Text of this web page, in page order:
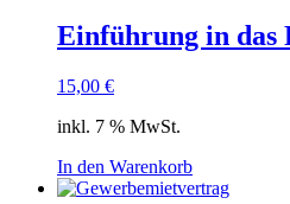
Einführung in das
15,00 €
inkl. 7 % MwSt.
In den Warenkorb